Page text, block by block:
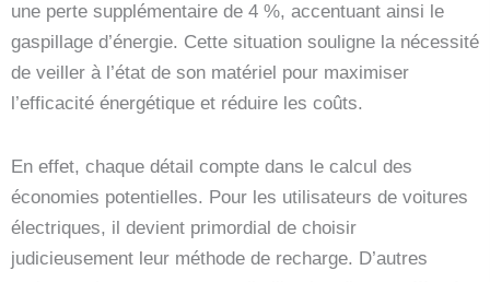
une perte supplémentaire de 4 %, accentuant ainsi le
gaspillage d’énergie. Cette situation souligne la nécessité
de veiller à l’état de son matériel pour maximiser
l’efficacité énergétique et réduire les coûts.
En effet, chaque détail compte dans le calcul des
économies potentielles. Pour les utilisateurs de voitures
électriques, il devient primordial de choisir
judicieusement leur méthode de recharge. D’autres